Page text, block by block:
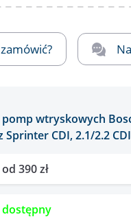
zamówić?
wtryskowych
CDI, 2.1/2.2
od 390 zł
dostępny